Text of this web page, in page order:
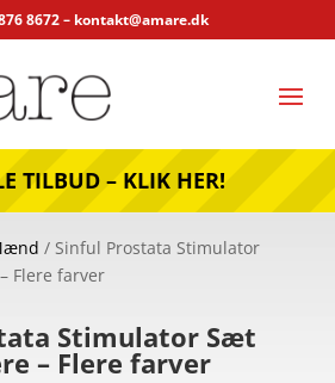
8672 – kontakt@amare.dk
TILBUD – KLIK HER!
/ Sinful Prostata Stimulator
Flere farver
Stimulator Sæt
– Flere farver